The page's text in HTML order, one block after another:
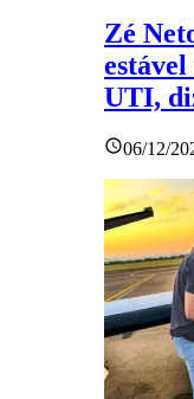
Zé
estável
UTI,
06/12/